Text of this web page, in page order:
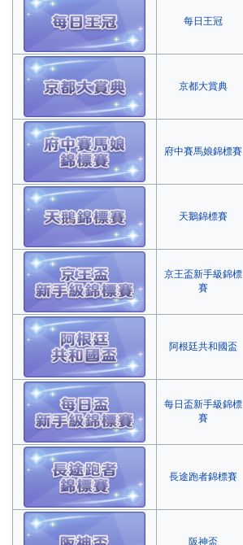
每日王冠
京都大賞典
府中賽馬娘錦標賽
天鵝錦標賽
京王盃新手級錦標
賽
阿根廷共和國盃
每日盃新手級錦標
賽
長途跑者錦標賽
阪神盃